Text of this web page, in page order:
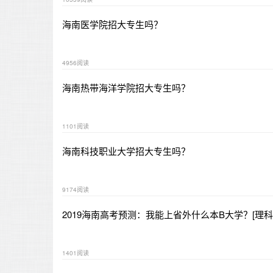
海南医学院招大专生吗？
4956阅读
海南热带海洋学院招大专生吗？
1101阅读
海南科技职业大学招大专生吗？
9174阅读
2019海南高考预测：我能上省外什么本B大学？[理
1401阅读